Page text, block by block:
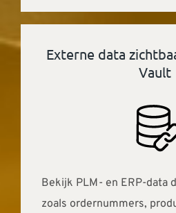
Externe data
Vault
Bekijk PLM- en ERP-data
zoals ordernummers,